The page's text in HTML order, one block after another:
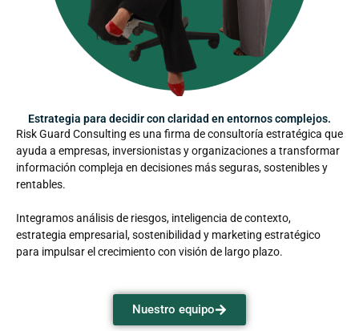
Estrategia para decidir con claridad en entornos complejos.
Risk Guard Consulting es una firma de consultoría estratégica que
ayuda a empresas, inversionistas y organizaciones a transformar
información compleja en decisiones más seguras, sostenibles y
rentables.
Integramos análisis de riesgos, inteligencia de contexto,
estrategia empresarial, sostenibilidad y marketing estratégico
para impulsar el crecimiento con visión de largo plazo.
Nuestro equipo